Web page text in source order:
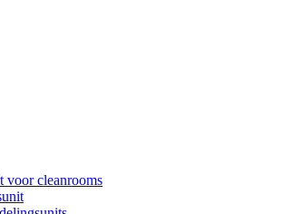
voor cleanrooms